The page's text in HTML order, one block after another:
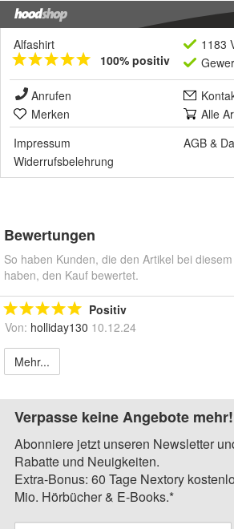
Alfashirt
100% positiv
1183
Anrufen
Merken
Alle
Impressum
AGB &
Widerrufsbelehrung
Bewertungen
So haben Kunden, die den Artikel bei
haben, den Kauf bewertet.
Positiv
Von: holliday130 10.12.24
Mehr...
Verpasse keine Angebote mehr!
Abonniere jetzt unseren Newsletter
Rabatte und Neuigkeiten.
Extra-Bonus: 60 Tage Nextory
Mio. Hörbücher & E-Books.*